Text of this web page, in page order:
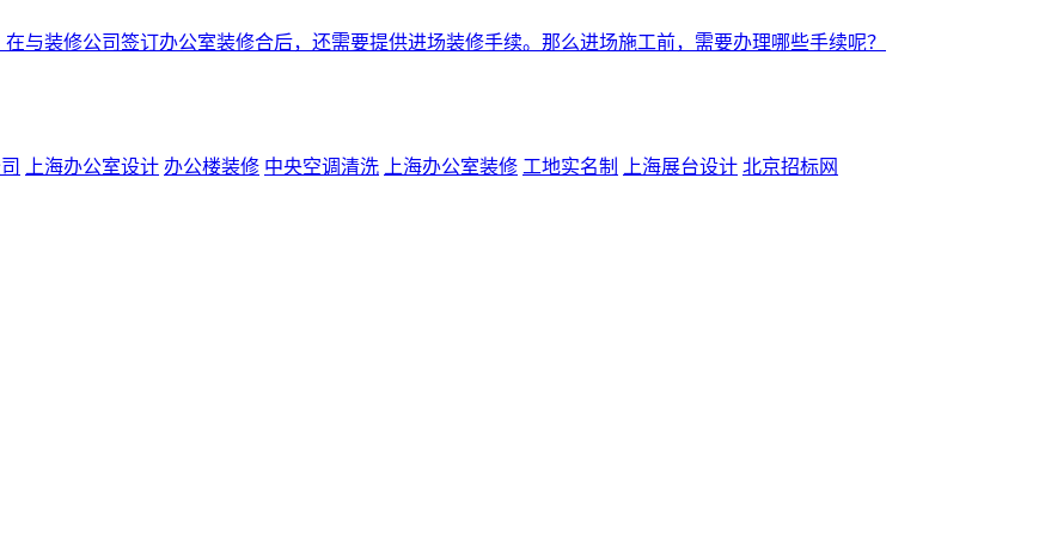
装修公司签订办公室装修合后，还需要提供进场装修手续。那么进场施工前，需要办理哪些手续呢？
上海办公室设计 办公楼装修 中央空调清洗 上海办公室装修 工地实名制 上海展台设计 北京招标网